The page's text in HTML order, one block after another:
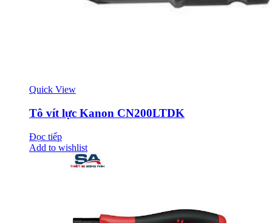
Quick View
Tô vít lực Kanon CN200LTDK
Đọc tiếp
Add to wishlist